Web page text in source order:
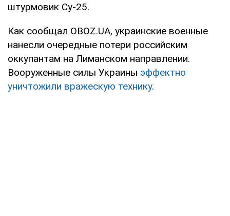
штурмовик Су-25.
Как сообщал OBOZ.UA, украинские военные
нанесли очередные потери российским
оккупантам на Лиманском направлении.
Вооруженные силы Украины эффектно
уничтожили вражескую технику.